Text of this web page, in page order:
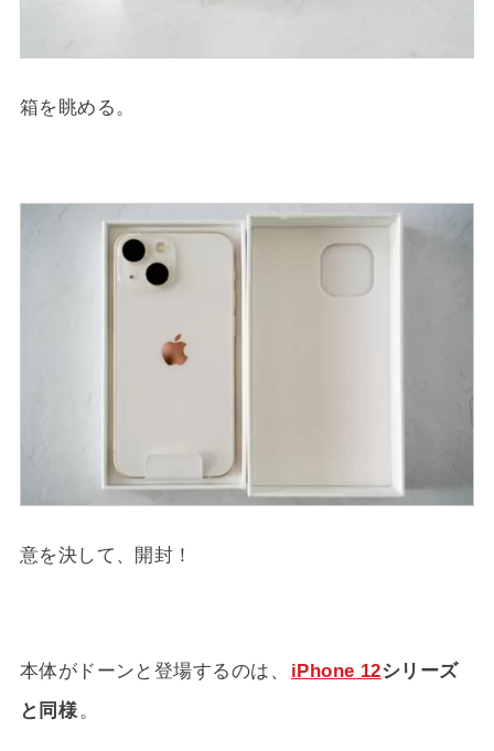
箱を眺める。
意を決して、開封！
本体がドーンと登場するのは、 iPhone 12シリーズ
と同様。